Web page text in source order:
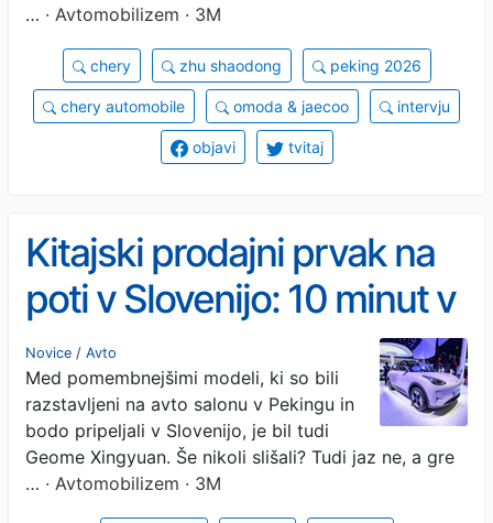
… · Avtomobilizem · 3M
chery zhu shaodong peking 2026
chery automobile omoda & jaecoo intervju
objavi tvitaj
Kitajski prodajni prvak na
poti v Slovenijo: 10 minut v
družbi Geely EX2
Novice / Avto
Med pomembnejšimi modeli, ki so bili
razstavljeni na avto salonu v Pekingu in
bodo pripeljali v Slovenijo, je bil tudi
Geome Xingyuan. Še nikoli slišali? Tudi jaz ne, a gre
… · Avtomobilizem · 3M